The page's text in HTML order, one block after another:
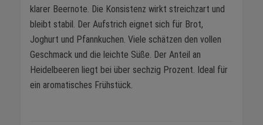
klarer Beernote. Die Konsistenz wirkt streichzart und
bleibt stabil. Der Aufstrich eignet sich für Brot,
Joghurt und Pfannkuchen. Viele schätzen den vollen
Geschmack und die leichte Süße. Der Anteil an
Heidelbeeren liegt bei über sechzig Prozent. Ideal für
ein aromatisches Frühstück.